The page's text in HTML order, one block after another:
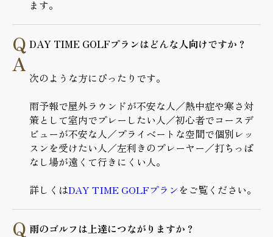
ます。
DAY TIME GOLFプランはどんな人向けですか？
次のような方にぴったりです。
雨予報で屋外ラウンドが不安な人／熱中症や寒さ対
策として室内でプレーしたい人／初心者でコースデ
ビューが不安な人／プライベートな空間で個別レッ
スンを受けたい人／左利きのプレーヤー／打ちっぱ
なし場が遠くて行きにくい人。
詳しくはDAY TIME GOLFプランをご覧ください。
雨のゴルフは上達につながりますか？